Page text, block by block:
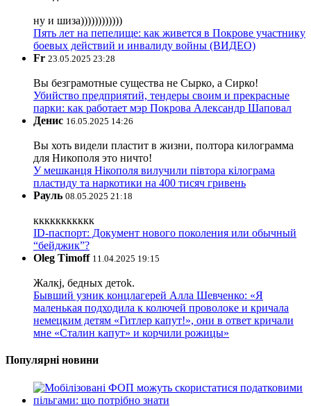
ну и шиза))))))))))))
Пять лет на пепелище: как живется в Покрове участнику
боевых действий и инвалиду войны (ВИДЕО)
Fr 23.05.2025 23:28
Вы безграмотные существа не Сырко, а Сирко!
Убийство предприятий, тендеры своим и прекрасные
парки: как работает мэр Покрова Александр Шаповал
Денис 16.05.2025 14:26
Вы хоть видели пластит в жизни, полтора килограмма
для Никополя это ничто!
У мешканця Нікополя вилучили півтора кілограма
пластиду та наркотики на 400 тисяч гривень
Рауль 08.05.2025 21:18
ккккккккккк
ID-паспорт: Документ нового поколения или обычный
“бейджик”?
Oleg Timoff 11.04.2025 19:15
Жалкj, бедных детok.
Бывший узник концлагерей Алла Шевченко: «Я
маленькая подходила к колючей проволоке и кричала
немецким детям «Гитлер капут!», они в ответ кричали
мне «Сталин капут» и корчили рожицы»
Популярні новини